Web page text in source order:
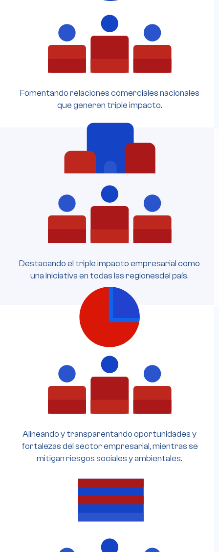
Fomentando relaciones comerciales nacionales
que generen triple impacto.
Destacando el triple impacto empresarial como
una iniciativa en todas las regionesdel país.
Alineando y transparentando oportunidades y
fortalezas del sector empresarial, mientras se
mitigan riesgos sociales y ambientales.